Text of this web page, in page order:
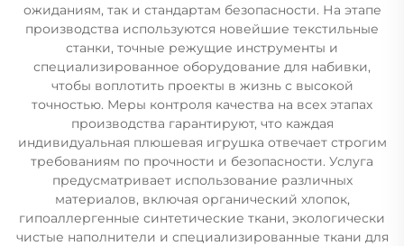
ожиданиям, так и стандартам безопасности. На этапе
производства используются новейшие текстильные
станки, точные режущие инструменты и
специализированное оборудование для набивки,
чтобы воплотить проекты в жизнь с высокой
точностью. Меры контроля качества на всех этапах
производства гарантируют, что каждая
индивидуальная плюшевая игрушка отвечает строгим
требованиям по прочности и безопасности. Услуга
предусматривает использование различных
материалов, включая органический хлопок,
гипоаллергенные синтетические ткани, экологически
чистые наполнители и специализированные ткани для